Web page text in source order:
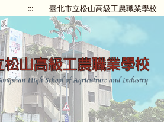
::: 臺北市立松山高級工農職業學校